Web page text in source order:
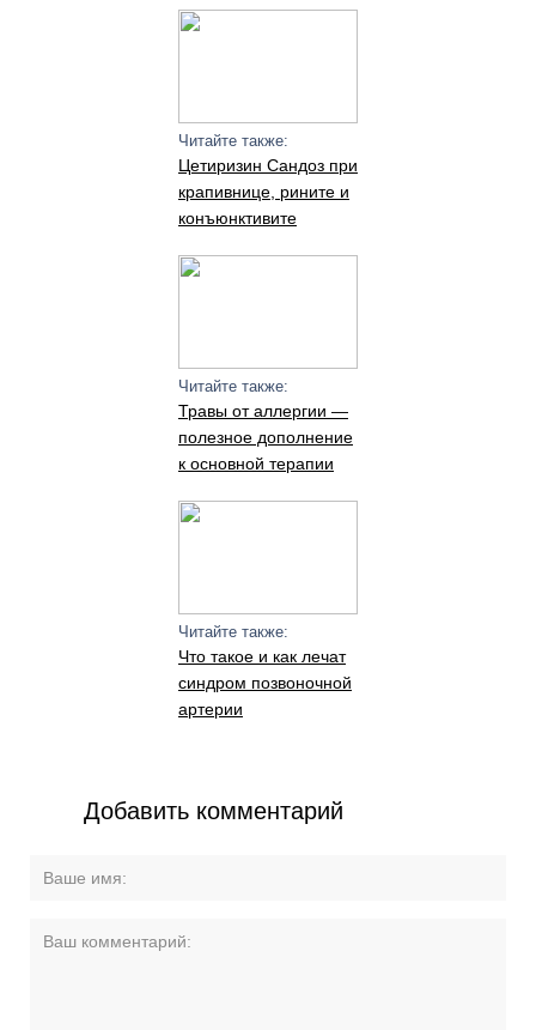
Читайте также:
Цетиризин Сандоз при
крапивнице, рините и
конъюнктивите
Читайте также:
Травы от аллергии —
полезное дополнение
к основной терапии
Читайте также:
Что такое и как лечат
синдром позвоночной
артерии
Добавить комментарий